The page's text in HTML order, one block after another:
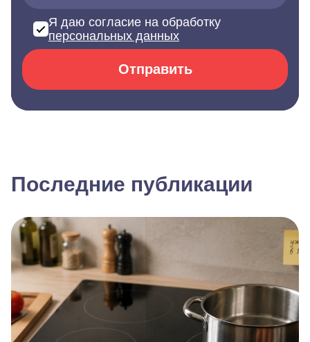
Я даю согласие на обработку
персональных данных
Отправить
Последние публикации